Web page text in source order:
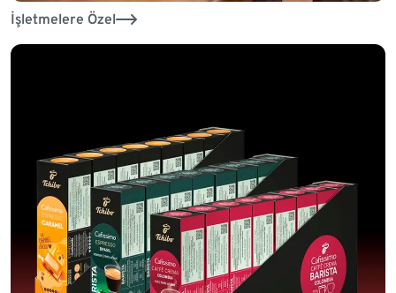
İşletmelere Özel